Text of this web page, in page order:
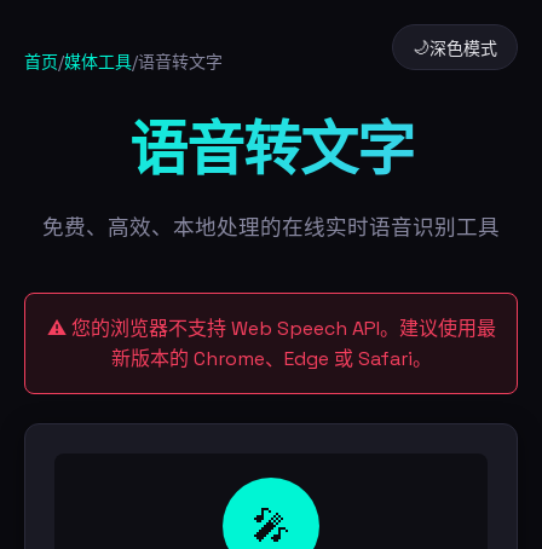
🌙深色模式
首页/媒体工具/语音转文字
语音转文字
免费、高效、本地处理的在线实时语音识别工具
⚠️ 您的浏览器不支持 Web Speech API。建议使用最
新版本的 Chrome、Edge 或 Safari。
🎤